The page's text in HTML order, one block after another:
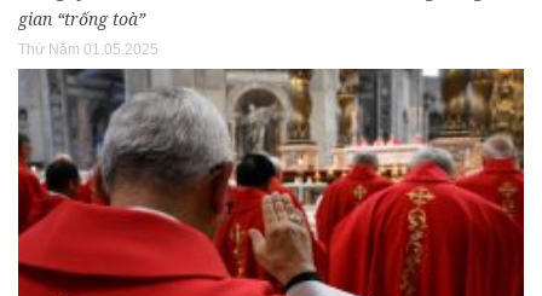
gian “trống toà”
Thứ Năm 01.05.2025